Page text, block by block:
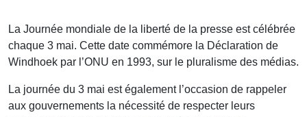
La Journée mondiale de la liberté de la presse est célébrée
chaque 3 mai. Cette date commémore la Déclaration de
Windhoek par l’ONU en 1993, sur le pluralisme des médias.
La journée du 3 mai est également l’occasion de rappeler
aux gouvernements la nécessité de respecter leurs